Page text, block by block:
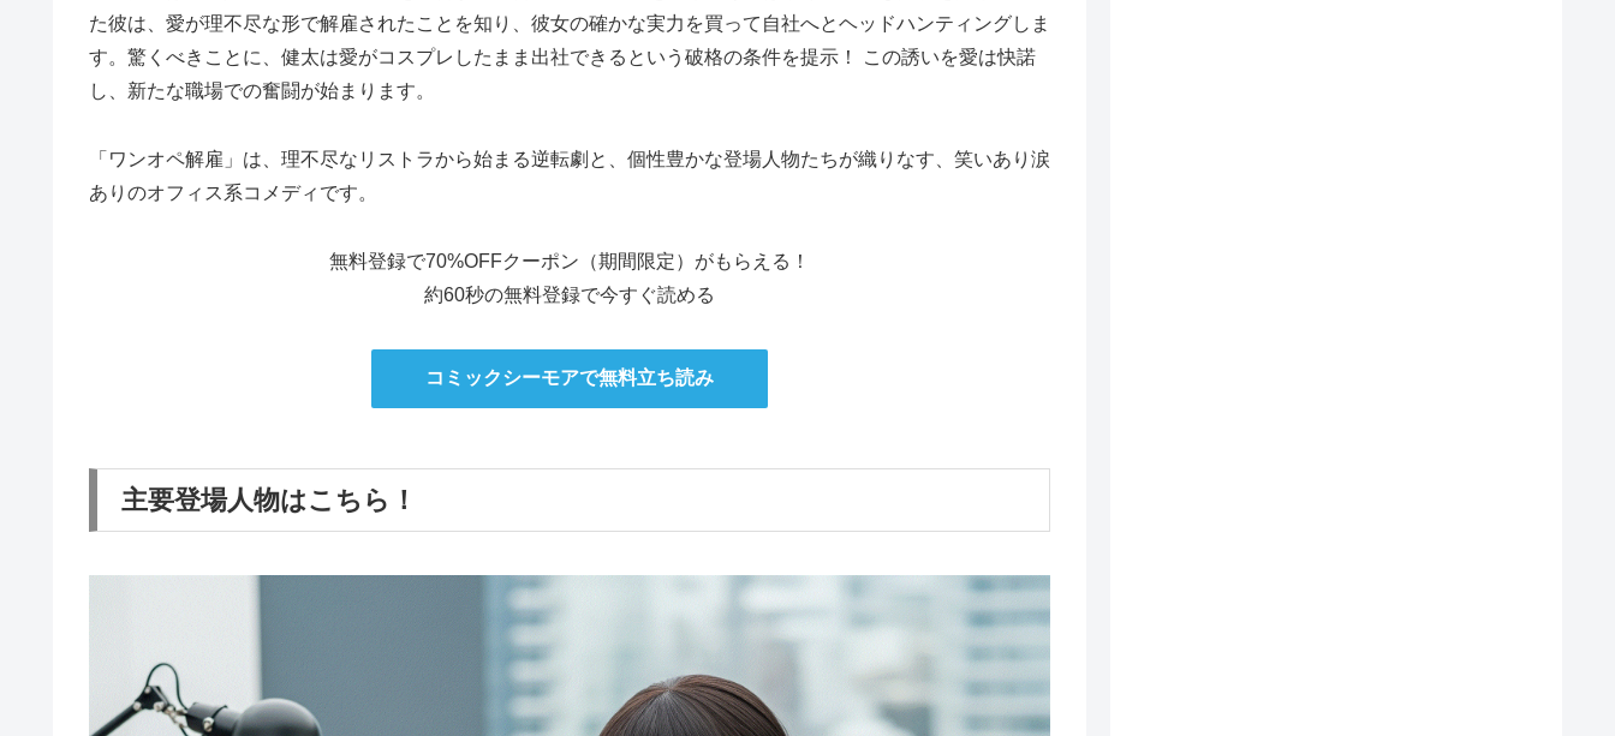
た彼は、愛が理不尽な形で解雇されたことを知り、彼女の確かな実力を買って自社へとヘッドハンティングしま
す。驚くべきことに、健太は愛がコスプレしたまま出社できるという破格の条件を提示！ この誘いを愛は快諾
し、新たな職場での奮闘が始まります。
「ワンオペ解雇」は、理不尽なリストラから始まる逆転劇と、個性豊かな登場人物たちが織りなす、笑いあり涙
ありのオフィス系コメディです。
無料登録で70%OFFクーポン（期間限定）がもらえる！
約60秒の無料登録で今すぐ読める
コミックシーモアで無料立ち読み
主要登場人物はこちら！